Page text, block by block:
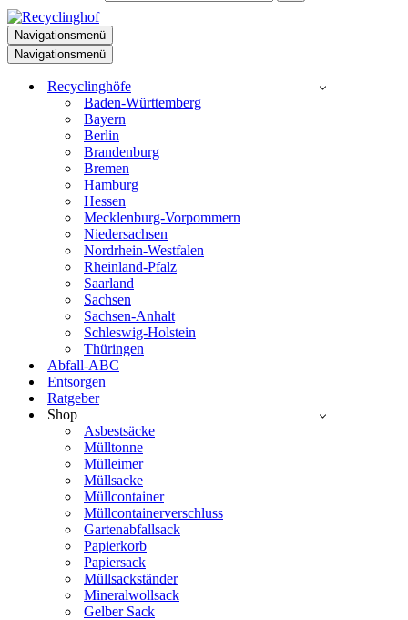
Navigationsmenü
Navigationsmenü
Recyclinghöfe
Baden-Württemberg
Bayern
Berlin
Brandenburg
Bremen
Hamburg
Hessen
Mecklenburg-Vorpommern
Niedersachsen
Nordrhein-Westfalen
Rheinland-Pfalz
Saarland
Sachsen
Sachsen-Anhalt
Schleswig-Holstein
Thüringen
Abfall-ABC
Entsorgen
Ratgeber
Shop
Asbestsäcke
Mülltonne
Mülleimer
Müllsacke
Müllcontainer
Müllcontainerverschluss
Gartenabfallsack
Papierkorb
Papiersack
Müllsackständer
Mineralwollsack
Gelber Sack